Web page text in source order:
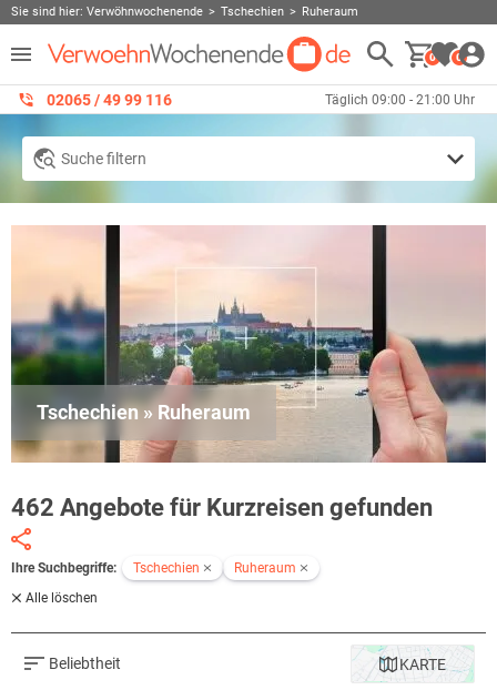
Sie sind hier: Verwöhnwochenende Tschechien Ruheraum
0 0
02065 / 49 ‌99 116 Täglich 09:00 - 21:00 Uhr
Suche filtern
Tschechien » Ruheraum
462 Angebote für Kurzreisen gefunden
Ihre Suchbegriffe: Tschechien
Ruheraum
Alle löschen
Beliebtheit KARTE